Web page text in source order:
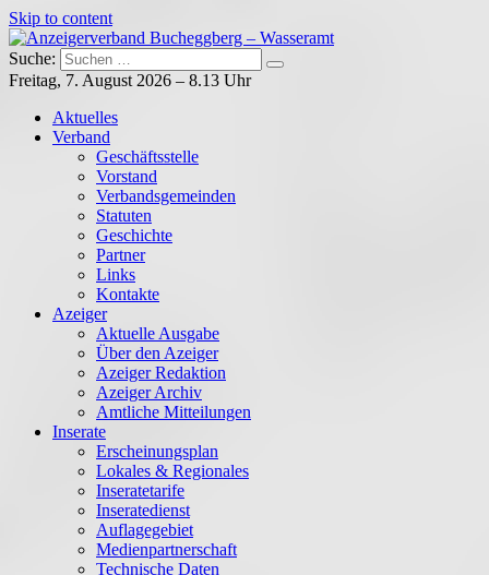
Skip to content
Anzeigerverband Bucheggberg – Wasseramt
Azeiger AZ-Medien
Suche:
Freitag, 7. August 2026 – 8.13 Uhr
Aktuelles
Verband
Geschäftsstelle
Vorstand
Verbandsgemeinden
Statuten
Geschichte
Partner
Links
Kontakte
Azeiger
Aktuelle Ausgabe
Über den Azeiger
Azeiger Redaktion
Azeiger Archiv
Amtliche Mitteilungen
Inserate
Erscheinungsplan
Lokales & Regionales
Inseratetarife
Inseratedienst
Auflagegebiet
Medienpartnerschaft
Technische Daten